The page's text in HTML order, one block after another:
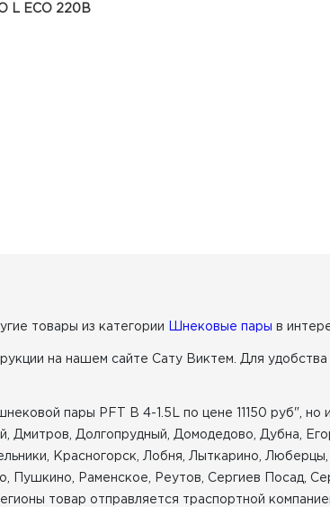
L ECO 220В
товары из категории Шнековые пары в
на нашем сайте Сату Виктем. Для
пары PFT B 4-1.5L по цене 11150 руб", но
Дмитров, Долгопрудный, Домодедово, Дубна,
Красногорск, Лобня, Лыткарино,
Раменское, Реутов, Сергиев Посад,
товар отправляется траспортной